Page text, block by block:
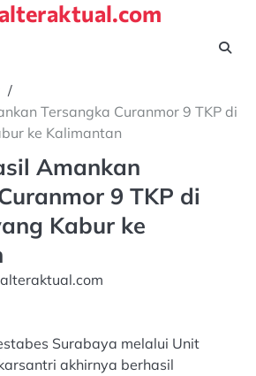
Tersangka Curanmor 9 TKP di
ke Kalimantan
Amankan
9 TKP di
Kabur ke
Surabaya melalui Unit
akhirnya berhasil